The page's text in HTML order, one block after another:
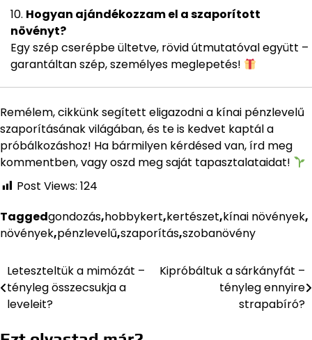
Hogyan ajándékozzam el a szaporított
növényt?
Egy szép cserépbe ültetve, rövid útmutatóval együtt –
garantáltan szép, személyes meglepetés!
Remélem, cikkünk segített eligazodni a kínai pénzlevelű
szaporításának világában, és te is kedvet kaptál a
próbálkozáshoz! Ha bármilyen kérdésed van, írd meg
kommentben, vagy oszd meg saját tapasztalataidat!
Post Views: 124
Taggedgondozás,hobbykert,kertészet,kínai növények,
növények,pénzlevelű,szaporítás,szobanövény
Bejegyzés
navigáció
Leteszteltük a mimózát –
tényleg összecsukja a
leveleit?
Kipróbáltuk a sárkányfát –
tényleg ennyire
strapabíró?